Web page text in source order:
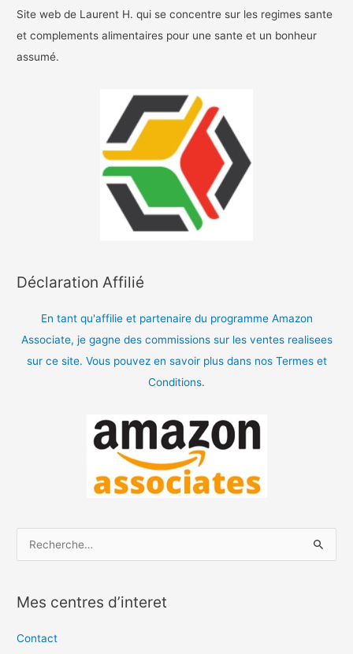
Site web de Laurent H. qui se concentre sur les regimes sante
et complements alimentaires pour une sante et un bonheur
assumé.
Déclaration Affilié
En tant qu'affilie et partenaire du programme Amazon
Associate, je gagne des commissions sur les ventes realisees
sur ce site. Vous pouvez en savoir plus dans nos Termes et
Conditions.
h
e
Mes centres d’interet
Contact